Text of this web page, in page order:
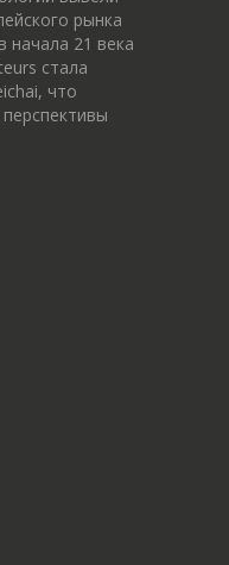
рынка
начала 21 века
стала
что